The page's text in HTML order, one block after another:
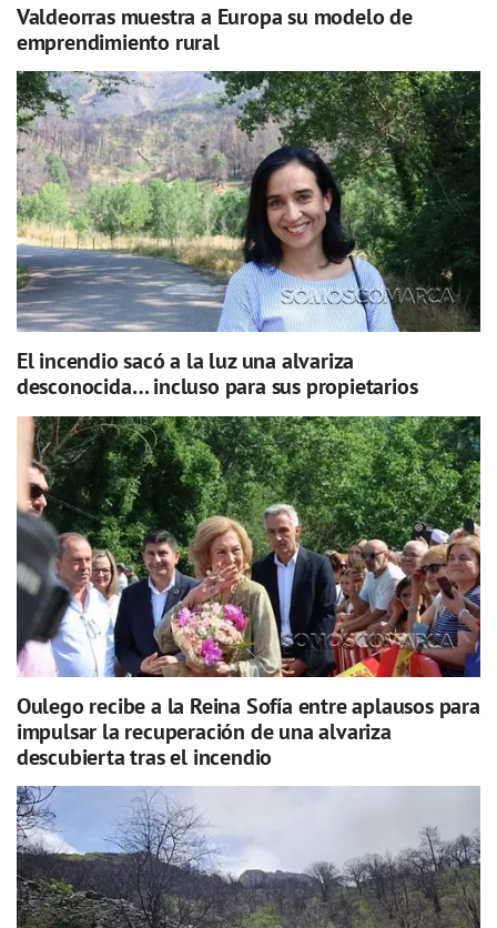
Valdeorras muestra a Europa su modelo de
emprendimiento rural
El incendio sacó a la luz una alvariza
desconocida… incluso para sus propietarios
Oulego recibe a la Reina Sofía entre aplausos para
impulsar la recuperación de una alvariza
descubierta tras el incendio